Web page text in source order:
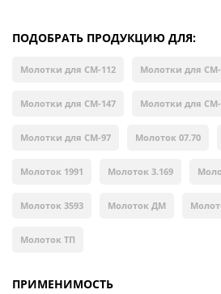
ПОДОБРАТЬ ПРОДУКЦИЮ ДЛЯ:
Молотки для СМ-112 Молотки для СМ-
Молотки для СМ-147 Молотки для СМ-
Молотки для СМ-97 Молоток 07.70
Молоток 1991 Молоток 3.169
Молоток 3593 Молоток ДМ
Молоток ТП
ПРИМЕНИМОСТЬ